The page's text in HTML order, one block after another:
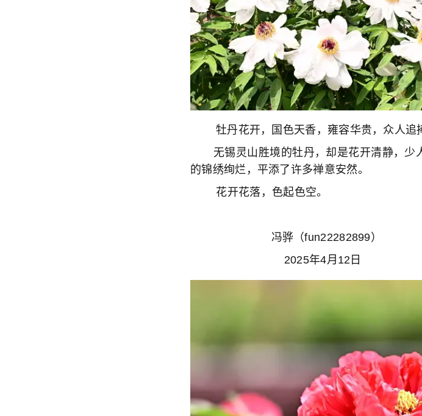
牡丹花开，国色天香，雍容华贵，众人追
无锡灵山胜境的牡丹，却是花开清静，少
的锦绣绚烂，平添了许多禅意安然。
花开花落，色起色空。
冯骅（fun22282899）
2025年4月12日